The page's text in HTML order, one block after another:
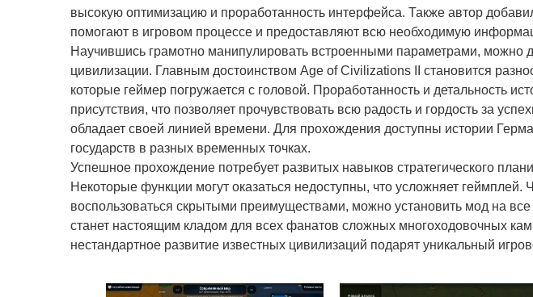
высокую оптимизацию и проработанность интерфейса. Также автор
помогают в игровом процессе и предоставляют всю необходимую
Научившись грамотно манипулировать встроенными параметрами, можно
цивилизации. Главным достоинством Age of Civilizations II становится
которые геймер погружается с головой. Проработанность и детальность
присутствия, что позволяет прочувствовать всю радость и гордость за
обладает своей линией времени. Для прохождения доступны истории
государств в разных временных точках.
Успешное прохождение потребует развитых навыков стратегического
Некоторые функции могут оказаться недоступны, что усложняет геймплей.
воспользоваться скрытыми преимуществами, можно установить мод на все
станет настоящим кладом для всех фанатов сложных многоходовочных
нестандартное развитие известных цивилизаций подарят уникальный